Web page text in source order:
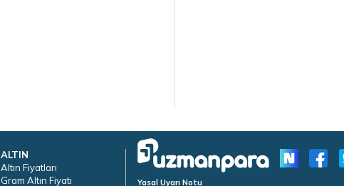
ALTIN
Altın Fiyatları
Gram Altın Fiyatı
Yasal Uyarı Notu